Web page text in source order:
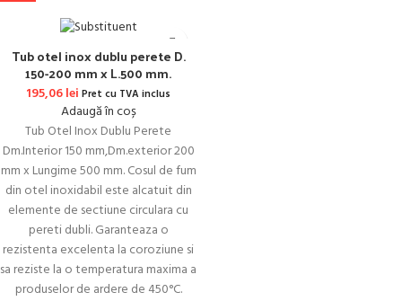
Tub otel inox dublu perete D.
150-200 mm x L.500 mm.
195,06lei Pret cu TVA inclus
Adaugă în coș
Tub Otel Inox Dublu Perete
Dm.Interior 150 mm,Dm.exterior 200
mm x Lungime 500 mm. Cosul de fum
din otel inoxidabil este alcatuit din
elemente de sectiune circulara cu
pereti dubli. Garanteaza o
rezistenta excelenta la coroziune si
sa reziste la o temperatura maxima a
produselor de ardere de 450°C.